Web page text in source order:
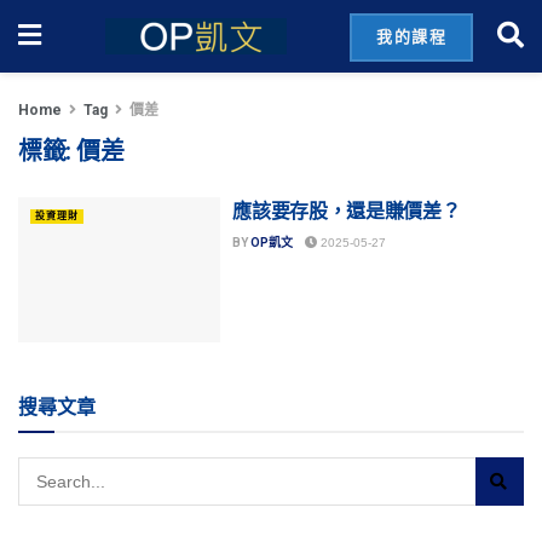
我的課程
Home Tag 價差
標籤:價差
投資理財 應該要存股，還是賺價差？
BYOP凱文 2025-05-27
搜尋文章